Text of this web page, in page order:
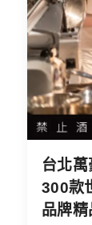
台北
300款
品牌精